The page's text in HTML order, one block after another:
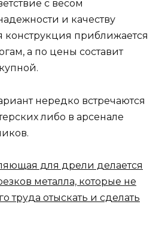
с весом
и качеству
конструкция приближается
а по цены составит
нередко встречаются
либо в арсенале
для дрели делается
металла, которые не
труда отыскать и сделать